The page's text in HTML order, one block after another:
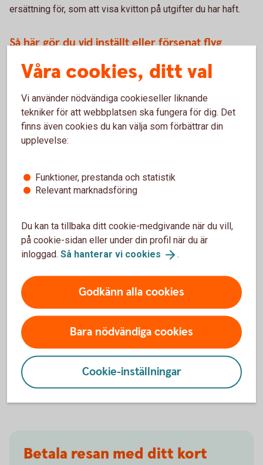
ersättning för, som att visa kvitton på utgifter du har haft.
Så här gör du vid inställt eller försenat flyg
För att kunna få ersättning måste felet ligga hos
flygbolaget – dit räknas till exempel inte saker som oväder,
strejk eller andra oförutsedda händelser. Samma
tillvägagångssätt gäller som vid försenat bagage. Har du
tagit en kompletterande försäkring med ditt kort kan du
även ansöka om ersättning under
Ett sista råd inför resan är att alltid packa det mest
värd efter att du har rest långt och sen sett bagagebandet
gå tomt i flera varv.
Reseförsäkring
Extra reseskydd med den försäkring Swedbank
förmedlar.
Reseförsäkring
Betala resan med ditt kort
Våra cookies, ditt val
Vi använder nödvändiga cookieseller liknande
tekniker för att webbplatsen ska fungera för dig. Det
finns även cookies du kan välja som förbättrar din
upplevelse:
Funktioner, prestanda och statistik
Relevant marknadsföring
Du kan ta tillbaka ditt cookie-medgivande när du vill,
på cookie-sidan eller under din profil när du är
inloggad. Så hanterar vi cookies .
Godkänn alla cookies
Bara nödvändiga cookies
Cookie-inställningar